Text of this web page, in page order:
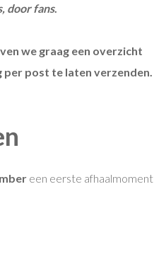
door fans.
we graag een overzicht
post te laten verzenden.
een eerste afhaalmoment